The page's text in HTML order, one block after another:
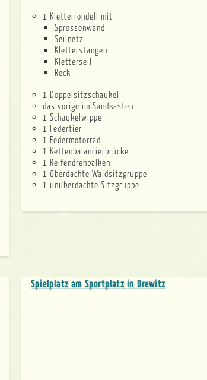
1 Kletterrondell mit
Sprossenwand
Seilnetz
Kletterstangen
Kletterseil
Reck
1 Doppelsitzschaukel
das vorige im Sandkasten
1 Schaukelwippe
1 Federtier
1 Federmotorrad
1 Kettenbalancierbrücke
1 Reifendrehbalken
1 überdachte Waldsitzgruppe
1 unüberdachte Sitzgruppe
Spielplatz am Sportplatz in Drewitz